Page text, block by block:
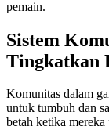
pemain.
Sistem
Tingkatkan
Komunitas dalam
untuk tumbuh dan
betah ketika